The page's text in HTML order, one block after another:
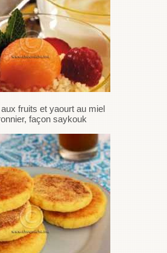
fruits et yaourt au miel
façon saykouk